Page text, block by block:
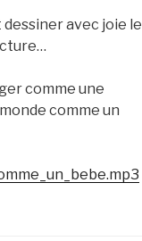
avec joie le
comme une
comme un